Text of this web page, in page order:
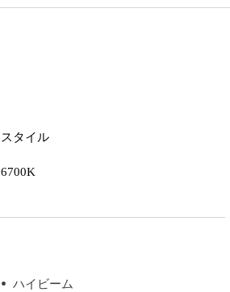
スタイル
6700K
ハイビーム